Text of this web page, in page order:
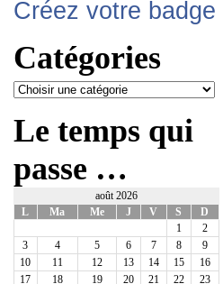
Créez votre badge
Catégories
Le temps qui
passe …
août 2026
L
Ma Me J V S D
1
2
3
4 5 6 7 8
9
10
11 12 13 14 15
16
17
18 19 20 21 22
23